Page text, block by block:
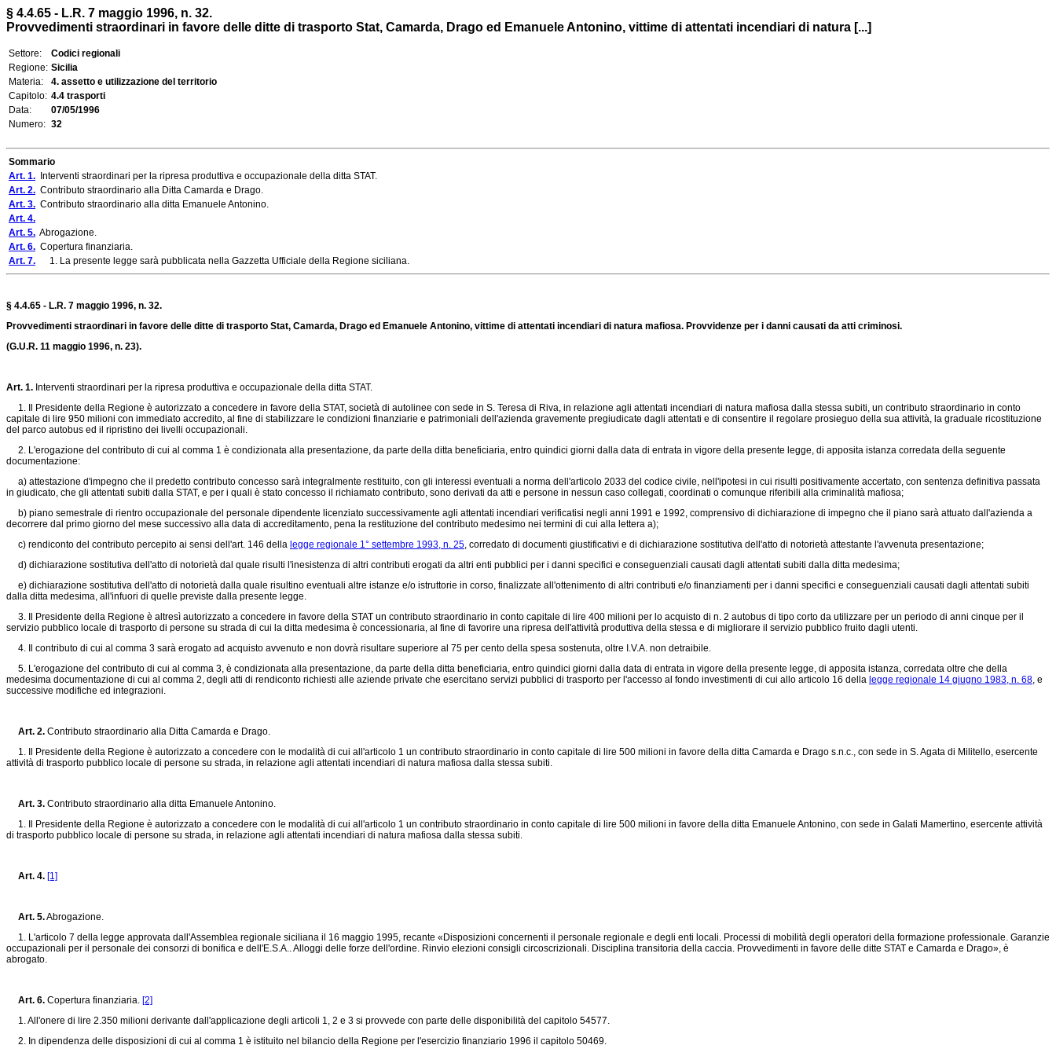
§ 4.4.65 - L.R. 7 maggio 1996, n. 32.
Provvedimenti straordinari in favore delle ditte di trasporto Stat, Camarda, Drago ed Emanuele Antonino, vittime di attentati incendiari di natura [...]
Settore:
Codici regionali
Regione: Sicilia
Materia:
4. assetto e utilizzazione del territorio
Capitolo: 4.4 trasporti
Data:
07/05/1996
Numero: 32
Sommario
Art. 1. Interventi straordinari per la ripresa produttiva e occupazionale della ditta STAT.
Art. 2. Contributo straordinario alla Ditta Camarda e Drago.
Art. 3. Contributo straordinario alla ditta Emanuele Antonino.
Art. 4.
Art. 5. Abrogazione.
Art. 6. Copertura finanziaria.
Art. 7. 1. La presente legge sarà pubblicata nella Gazzetta Ufficiale della Regione siciliana.
§ 4.4.65 - L.R. 7 maggio 1996, n. 32.
Provvedimenti straordinari in favore delle ditte di trasporto Stat, Camarda, Drago ed Emanuele Antonino, vittime di attentati incendiari di natura mafiosa. Provvidenze per i danni causati da atti criminosi.
(G.U.R. 11 maggio 1996, n. 23).
Art. 1. Interventi straordinari per la ripresa produttiva e occupazionale della ditta STAT.
1. Il Presidente della Regione è autorizzato a concedere in favore della STAT, società di autolinee con sede in S. Teresa di Riva, in relazione agli attentati incendiari di natura mafiosa dalla stessa subiti, un contributo straordinario in conto
capitale di lire 950 milioni con immediato accredito, al fine di stabilizzare le condizioni finanziarie e patrimoniali dell'azienda gravemente pregiudicate dagli attentati e di consentire il regolare prosieguo della sua attività, la graduale ricostituzione
del parco autobus ed il ripristino dei livelli occupazionali.
2. L'erogazione del contributo di cui al comma 1 è condizionata alla presentazione, da parte della ditta beneficiaria, entro quindici giorni dalla data di entrata in vigore della presente legge, di apposita istanza corredata della seguente
documentazione:
a) attestazione d'impegno che il predetto contributo concesso sarà integralmente restituito, con gli interessi eventuali a norma dell'articolo 2033 del codice civile, nell'ipotesi in cui risulti positivamente accertato, con sentenza definitiva passata
in giudicato, che gli attentati subiti dalla STAT, e per i quali è stato concesso il richiamato contributo, sono derivati da atti e persone in nessun caso collegati, coordinati o comunque riferibili alla criminalità mafiosa;
b) piano semestrale di rientro occupazionale del personale dipendente licenziato successivamente agli attentati incendiari verificatisi negli anni 1991 e 1992, comprensivo di dichiarazione di impegno che il piano sarà attuato dall'azienda a
decorrere dal primo giorno del mese successivo alla data di accreditamento, pena la restituzione del contributo medesimo nei termini di cui alla lettera a);
c) rendiconto del contributo percepito ai sensi dell'art. 146 della legge regionale 1° settembre 1993, n. 25, corredato di documenti giustificativi e di dichiarazione sostitutiva dell'atto di notorietà attestante l'avvenuta presentazione;
d) dichiarazione sostitutiva dell'atto di notorietà dal quale risulti l'inesistenza di altri contributi erogati da altri enti pubblici per i danni specifici e conseguenziali causati dagli attentati subiti dalla ditta medesima;
e) dichiarazione sostitutiva dell'atto di notorietà dalla quale risultino eventuali altre istanze e/o istruttorie in corso, finalizzate all'ottenimento di altri contributi e/o finanziamenti per i danni specifici e conseguenziali causati dagli attentati subiti
dalla ditta medesima, all'infuori di quelle previste dalla presente legge.
3. Il Presidente della Regione è altresì autorizzato a concedere in favore della STAT un contributo straordinario in conto capitale di lire 400 milioni per lo acquisto di n. 2 autobus di tipo corto da utilizzare per un periodo di anni cinque per il
servizio pubblico locale di trasporto di persone su strada di cui la ditta medesima è concessionaria, al fine di favorire una ripresa dell'attività produttiva della stessa e di migliorare il servizio pubblico fruito dagli utenti.
4. Il contributo di cui al comma 3 sarà erogato ad acquisto avvenuto e non dovrà risultare superiore al 75 per cento della spesa sostenuta, oltre I.V.A. non detraibile.
5. L'erogazione del contributo di cui al comma 3, è condizionata alla presentazione, da parte della ditta beneficiaria, entro quindici giorni dalla data di entrata in vigore della presente legge, di apposita istanza, corredata oltre che della
medesima documentazione di cui al comma 2, degli atti di rendiconto richiesti alle aziende private che esercitano servizi pubblici di trasporto per l'accesso al fondo investimenti di cui allo articolo 16 della legge regionale 14 giugno 1983, n. 68, e
successive modifiche ed integrazioni.
Art. 2. Contributo straordinario alla Ditta Camarda e Drago.
1. Il Presidente della Regione è autorizzato a concedere con le modalità di cui all'articolo 1 un contributo straordinario in conto capitale di lire 500 milioni in favore della ditta Camarda e Drago s.n.c., con sede in S. Agata di Militello, esercente
attività di trasporto pubblico locale di persone su strada, in relazione agli attentati incendiari di natura mafiosa dalla stessa subiti.
Art. 3. Contributo straordinario alla ditta Emanuele Antonino.
1. Il Presidente della Regione è autorizzato a concedere con le modalità di cui all'articolo 1 un contributo straordinario in conto capitale di lire 500 milioni in favore della ditta Emanuele Antonino, con sede in Galati Mamertino, esercente attività
di trasporto pubblico locale di persone su strada, in relazione agli attentati incendiari di natura mafiosa dalla stessa subiti.
Art. 4. [1]
Art. 5.Abrogazione.
1. L'articolo 7 della legge approvata dall'Assemblea regionale siciliana il 16 maggio 1995, recante «Disposizioni concernenti il personale regionale e degli enti locali. Processi di mobilità degli operatori della formazione professionale. Garanzie
occupazionali per il personale dei consorzi di bonifica e dell'E.S.A.. Alloggi delle forze dell'ordine. Rinvio elezioni consigli circoscrizionali. Disciplina transitoria della caccia. Provvedimenti in favore delle ditte STAT e Camarda e Drago», è
abrogato.
Art. 6. Copertura finanziaria. [2]
1. All'onere di lire 2.350 milioni derivante dall'applicazione degli articoli 1, 2 e 3 si provvede con parte delle disponibilità del capitolo 54577.
2. In dipendenza delle disposizioni di cui al comma 1 è istituito nel bilancio della Regione per l'esercizio finanziario 1996 il capitolo 50469.